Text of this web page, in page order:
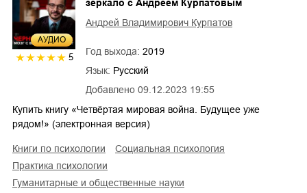
AУДИО
5
Добавлено 09.12.2023 19:55
зеркало с Андреем Курпатовым
Андрей Владимирович Курпатов
Год выхода: 2019
Язык: Русский
Купить книгу «Четвёртая мировая война. Будущее уже
рядом!» (электронная версия)
книги по психологии
социальная психология
практика психологии
гуманитарные и общественные науки